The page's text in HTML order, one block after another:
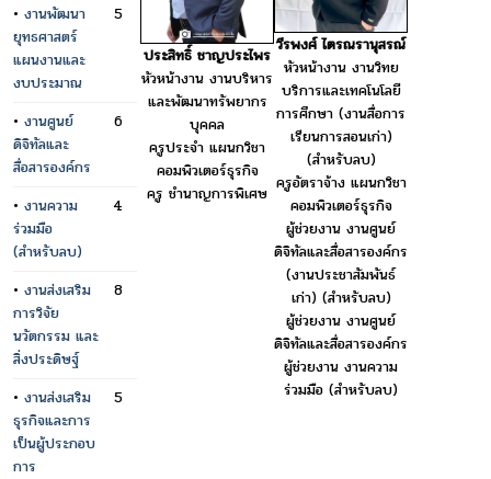
• งานพัฒนา
ยุทธศาสตร์
แผนงานและ
งบประมาณ
5
• งานศูนย์
ดิจิทัลและ
สื่อสารองค์กร
6
• งานความ
ร่วมมือ
(สำหรับลบ)
4
• งานส่งเสริม
การวิจัย
นวัตกรรม และ
สิ่งประดิษฐ์
8
• งานส่งเสริม
ธุรกิจและการ
เป็นผู้ประกอบ
การ
5
ประสิทธิ์ ชาญประไพร
หัวหน้างาน งานบริหาร
และพัฒนาทรัพยากร
บุคคล
ครูประจำ แผนกวิชา
คอมพิวเตอร์ธุรกิจ
ครู ชำนาญการพิเศษ
วีรพงศ์ ไตรณรานุสรณ์
หัวหน้างาน งานวิทย
บริการและเทคโนโลยี
การศึกษา (งานสื่อการ
เรียนการสอนเก่า)
(สำหรับลบ)
ครูอัตราจ้าง แผนกวิชา
คอมพิวเตอร์ธุรกิจ
ผู้ช่วยงาน งานศูนย์
ดิจิทัลและสื่อสารองค์กร
(งานประชาสัมพันธ์
เก่า) (สำหรับลบ)
ผู้ช่วยงาน งานศูนย์
ดิจิทัลและสื่อสารองค์กร
ผู้ช่วยงาน งานความ
ร่วมมือ (สำหรับลบ)